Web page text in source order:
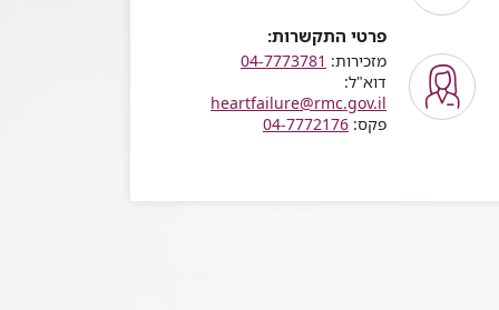
פרטי התקשרות:
מזכירות: 04-7773781
דוא"ל:
heartfailure@rmc.gov.il
פקס: 04-7772176